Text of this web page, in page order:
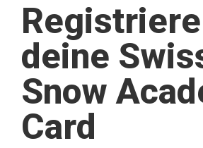
deine
Snow
Card